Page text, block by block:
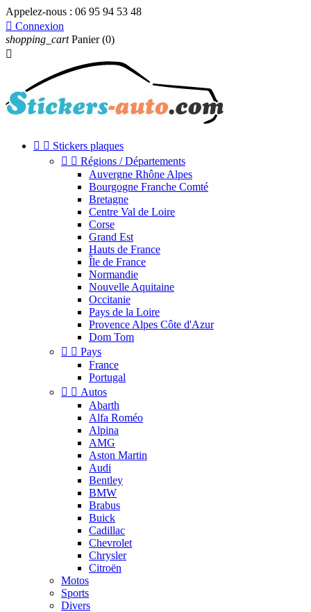
Appelez-nous : 06 95 94 53 48
 Connexion
shopping_cart Panier (0)

  Stickers plaques
  Régions / Départements
Auvergne Rhône Alpes
Bourgogne Franche Comté
Bretagne
Centre Val de Loire
Corse
Grand Est
Hauts de France
Île de France
Normandie
Nouvelle Aquitaine
Occitanie
Pays de la Loire
Provence Alpes Côte d'Azur
Dom Tom
  Pays
France
Portugal
  Autos
Abarth
Alfa Roméo
Alpina
AMG
Aston Martin
Audi
Bentley
BMW
Brabus
Buick
Cadillac
Chevrolet
Chrysler
Citroën
Motos
Sports
Divers